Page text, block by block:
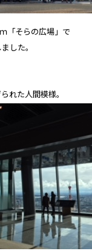
「そらの広場」で
した。
れた人間模様。